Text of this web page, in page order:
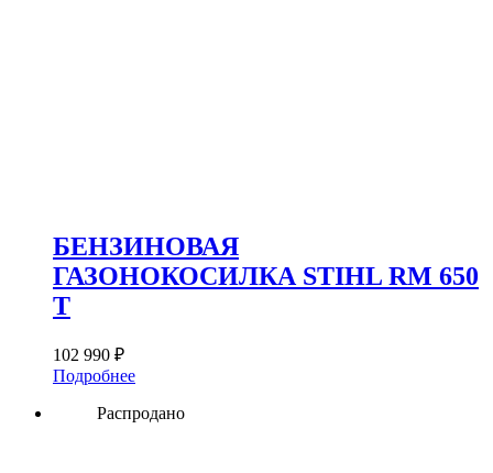
БЕНЗИНОВАЯ
ГАЗОНОКОСИЛКА STIHL RM 650
T
102 990 ₽
Подробнее
Распродано